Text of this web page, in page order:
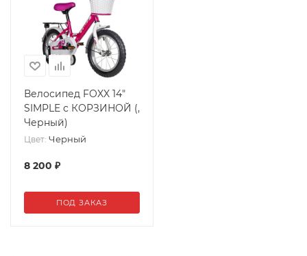
Велосипед FOXX 14"
SIMPLE с КОРЗИНОЙ (,
Черный)
Цвет: Черный
8 200 ₽
ПОД ЗАКАЗ